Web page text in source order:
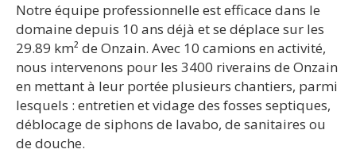
Notre équipe professionnelle est efficace dans le
domaine depuis 10 ans déjà et se déplace sur les
29.89 km² de Onzain. Avec 10 camions en activité,
nous intervenons pour les 3400 riverains de Onzain
en mettant à leur portée plusieurs chantiers, parmi
lesquels : entretien et vidage des fosses septiques,
déblocage de siphons de lavabo, de sanitaires ou
de douche.